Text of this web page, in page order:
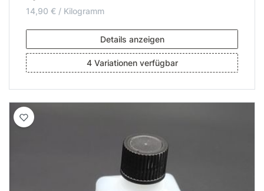
14,90 € / Kilogramm
Details anzeigen
4 Variationen verfügbar